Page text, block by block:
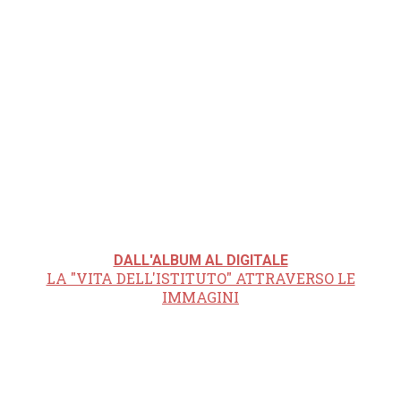
DALL'ALBUM AL DIGITALE
LA "VITA DELL'ISTITUTO" ATTRAVERSO LE
IMMAGINI